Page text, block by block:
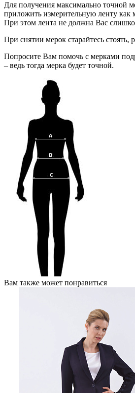
Для получения максимально точной
приложить измерительную ленту как
При этом лента не должна Вас
При снятии мерок старайтесь
Попросите Вам помочь с мерками
– ведь тогда мерка будет точной.
Вам также может понравиться